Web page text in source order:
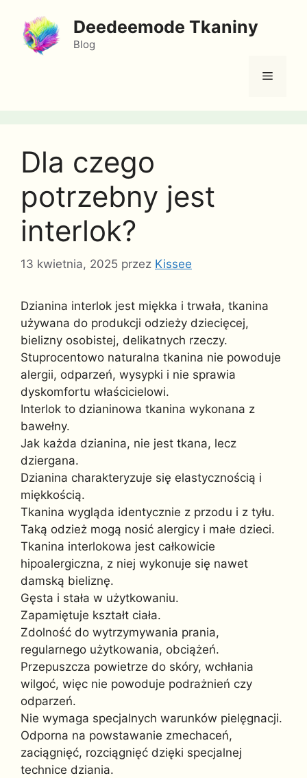
treści
Deedeemode Tkaniny
Blog
Menu
Dla czego
potrzebny jest
interlok?
13 kwietnia, 2025 przez Kissee
Dzianina interlok jest miękka i trwała, tkanina
używana do produkcji odzieży dziecięcej,
bielizny osobistej, delikatnych rzeczy.
Stuprocentowo naturalna tkanina nie powoduje
alergii, odparzeń, wysypki i nie sprawia
dyskomfortu właścicielowi.
Interlok to dzianinowa tkanina wykonana z
bawełny.
Jak każda dzianina, nie jest tkana, lecz
dziergana.
Dzianina charakteryzuje się elastycznością i
miękkością.
Tkanina wygląda identycznie z przodu i z tyłu.
Taką odzież mogą nosić alergicy i małe dzieci.
Tkanina interlokowa jest całkowicie
hipoalergiczna, z niej wykonuje się nawet
damską bieliznę.
Gęsta i stała w użytkowaniu.
Zapamiętuje kształt ciała.
Zdolność do wytrzymywania prania,
regularnego użytkowania, obciążeń.
Przepuszcza powietrze do skóry, wchłania
wilgoć, więc nie powoduje podrażnień czy
odparzeń.
Nie wymaga specjalnych warunków pielęgnacji.
Odporna na powstawanie zmechaceń,
zaciągnięć, rozciągnięć dzięki specjalnej
technice dziania.